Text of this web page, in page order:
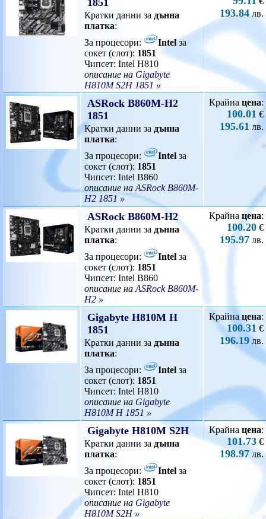
1851
Кратки данни за дънна
платка:
За процесори:
Intelза
сокет (слот): 1851
Чипсет: Intel H810
описание на Gigabyte
H810M S2H 1851 »
193.84лв.
ASRock B860M-H2
1851
Кратки данни за дънна
платка:
За процесори:
Intel за
сокет (слот): 1851
Чипсет: Intel B860
описание на ASRock B860M-
H2 1851 »
Крайна цена:
100.01 €
195.61 лв.
ASRock B860M-H2
Кратки данни за дънна
платка:
За процесори:
Intel за
сокет (слот): 1851
Чипсет: Intel B860
описание на ASRock B860M-
H2 »
Крайна цена:
100.20 €
195.97 лв.
Gigabyte H810M H
1851
Кратки данни за дънна
платка:
За процесори:
Intel за
сокет (слот): 1851
Чипсет: Intel H810
описание на Gigabyte
H810M H 1851 »
Крайна цена:
100.31 €
196.19 лв.
Gigabyte H810M S2H
Кратки данни за дънна
платка:
За процесори:
Intel за
сокет (слот): 1851
Чипсет: Intel H810
описание на Gigabyte
H810M S2H »
Крайна цена:
101.73 €
198.97 лв.